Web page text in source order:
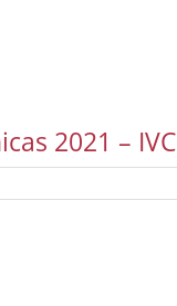
2021 – IVC